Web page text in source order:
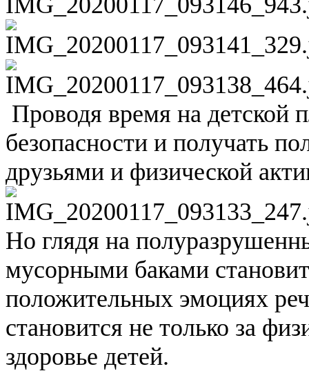
Проводя время на детской
безопасности и получать
друзьями и физической
Но глядя на
мусорными баками
положительных эмоциях
становится не только за
здоровье детей.